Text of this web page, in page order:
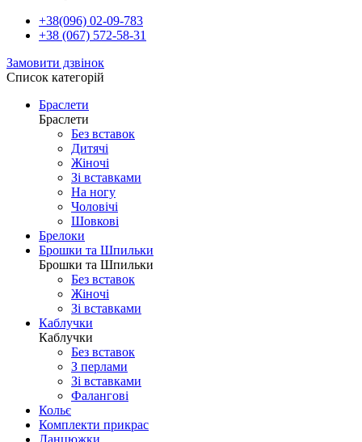
+38(096) 02-09-783
+38 (067) 572-58-31
Замовити дзвінок
Список категорій
Браслети
Браслети
Без вставок
Дитячі
Жіночі
Зі вставками
На ногу
Чоловічі
Шовковi
Брелоки
Брошки та Шпильки
Брошки та Шпильки
Без вставок
Жіночі
Зі вставками
Каблучки
Каблучки
Без вставок
З перлами
Зі вставками
Фаланговi
Кольє
Комплекти прикрас
Ланцюжки